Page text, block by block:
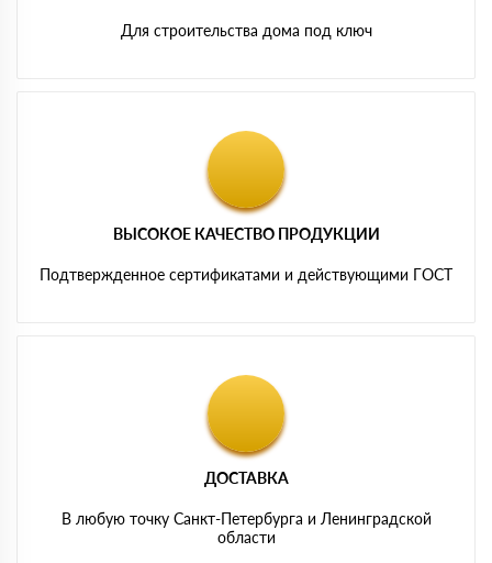
Для строительства дома под ключ
ВЫСОКОЕ КАЧЕСТВО ПРОДУКЦИИ
Подтвержденное сертификатами и действующими ГОСТ
ДОСТАВКА
В любую точку Санкт-Петербурга и Ленинградской
области